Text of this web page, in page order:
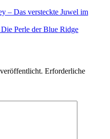
– Das versteckte Juwel im
Perle der Blue Ridge
Erforderliche